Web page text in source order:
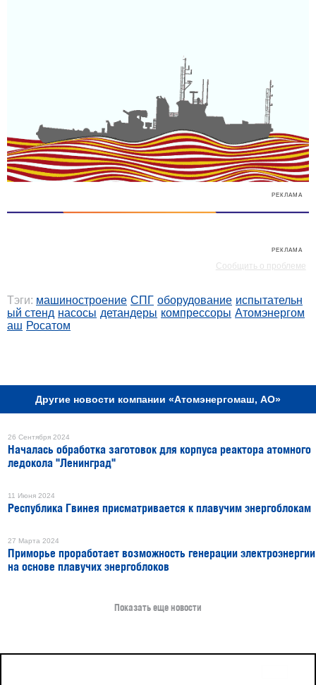
РЕКЛАМА
РЕКЛАМА
Сообщить о проблеме
Тэги: машиностроение СПГ оборудование испытательн
ый стенд насосы детандеры компрессоры Атомэнергом
аш Росатом
Другие новости компании «Атомэнергомаш, АО»
26 Сентября 2024
Началась обработка заготовок для корпуса реактора атомного
ледокола "Ленинград"
11 Июня 2024
Республика Гвинея присматривается к плавучим энергоблокам
27 Марта 2024
Приморье проработает возможность генерации электроэнергии
на основе плавучих энергоблоков
Показать еще новости